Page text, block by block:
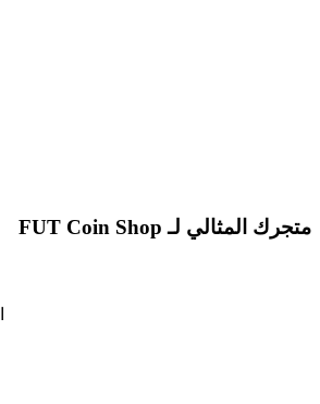
متجرك المثالي لـ FUT Coin Shop